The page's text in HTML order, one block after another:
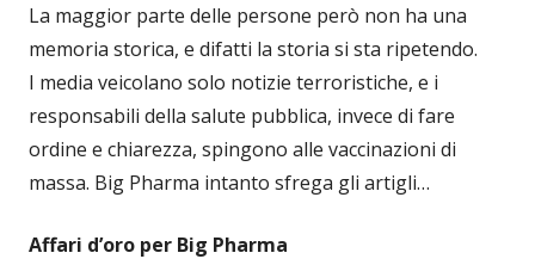
La maggior parte delle persone però non ha una
memoria storica, e difatti la storia si sta ripetendo.
I media veicolano solo notizie terroristiche, e i
responsabili della salute pubblica, invece di fare
ordine e chiarezza, spingono alle vaccinazioni di
massa. Big Pharma intanto sfrega gli artigli…
Affari d’oro per Big Pharma